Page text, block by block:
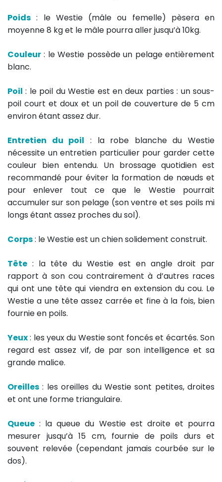
Poids : le Westie (mâle ou femelle) pèsera en
moyenne 8 kg et le mâle pourra aller jusqu’à 10kg.
Couleur : le Westie possède un pelage entièrement
blanc.
Poil : le poil du Westie est en deux parties : un sous-
poil court et doux et un poil de couverture de 5 cm
environ étant assez dur.
Entretien du poil : la robe blanche du Westie
nécessite un entretien particulier pour garder cette
couleur bien entendu. Un brossage quotidien est
recommandé pour éviter la formation de nœuds et
pour enlever tout ce que le Westie pourrait
accumuler sur son pelage (son ventre et ses poils mi
longs étant assez proches du sol).
Corps: le Westie est un chien solidement construit.
Tête : la tête du Westie est en angle droit par
rapport à son cou contrairement à d’autres races
qui ont une tête qui viendra en extension du cou. Le
Westie a une tête assez carrée et fine à la fois, bien
fournie en poils.
Yeux: les yeux du Westie sont foncés et écartés. Son
regard est assez vif, de par son intelligence et sa
grande malice.
Oreilles : les oreilles du Westie sont petites, droites
et ont une forme triangulaire.
Queue : la queue du Westie est droite et pourra
mesurer jusqu’à 15 cm, fournie de poils durs et
souvent relevée (cependant jamais courbée sur le
dos).